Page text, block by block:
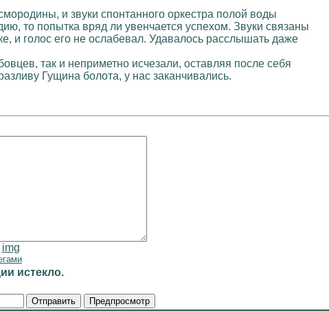
и звуки спонтанного оркестра полой воды
то попытка вряд ли увенчается успехом. Звуки связаны
и голос его не ослабевал. Удавалось расслышать даже
так и неприметно исчезали, оставляя после себя
Гущина болота, у нас заканчивались.
img
истекло.